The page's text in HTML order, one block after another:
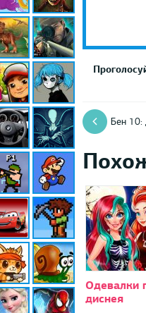
Бен 10:
Одевалки
диснея